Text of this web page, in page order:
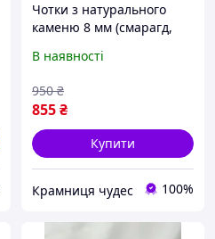
Чотки з натурального
каменю 8 мм (смарагд,
амазоніт, жовта бірюза,
намистин
В наявності
855₴
950 ₴
Купити
Крамниця чудес 100%